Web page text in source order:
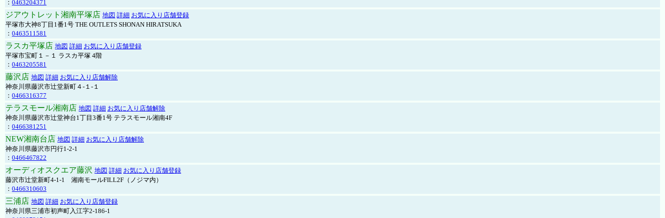
： 0463204371
ジアウトレット湘南平塚店 地図 詳細 お気に入り店舗登録
平塚市大神8丁目1番1号 THE OUTLETS SHONAN HIRATSUKA
： 0463511581
ラスカ平塚店 地図 詳細 お気に入り店舗登録
平塚市宝町１－１ ラスカ平塚 4階
： 0463205581
藤沢店 地図 詳細 お気に入り店舗解除
神奈川県藤沢市辻堂新町４-１-１
： 0466316377
テラスモール湘南店 地図 詳細 お気に入り店舗解除
神奈川県藤沢市辻堂神台1丁目3番1号 テラスモール湘南4F
： 0466381251
NEW湘南台店 地図 詳細 お気に入り店舗解除
神奈川県藤沢市円行1-2-1
： 0466467822
オーディオスクエア藤沢 地図 詳細 お気に入り店舗登録
藤沢市辻堂新町4-1-1 湘南モールFILL2F（ノジマ内）
： 0466310603
三浦店 地図 詳細 お気に入り店舗登録
神奈川県三浦市初声町入江字2-186-1